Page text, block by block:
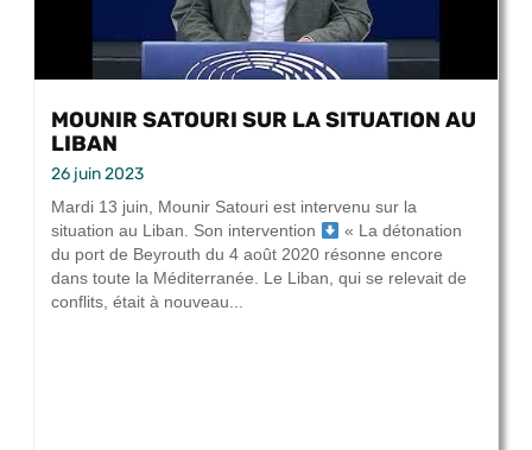
MOUNIR SATOURI SUR LA SITUATION AU
LIBAN
26 juin 2023
Mardi 13 juin, Mounir Satouri est intervenu sur la
situation au Liban. Son intervention
« La détonation
du port de Beyrouth du 4 août 2020 résonne encore
dans toute la Méditerranée. Le Liban, qui se relevait de
conflits, était à nouveau...